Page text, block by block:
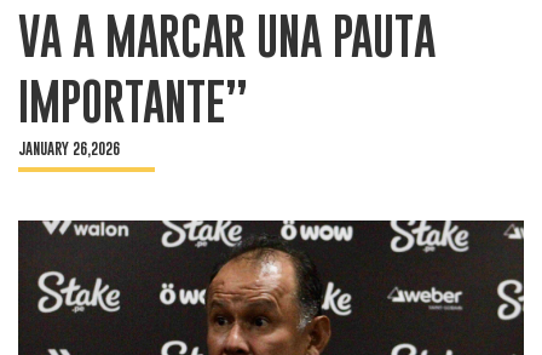
VA A MARCAR UNA PAUTA
IMPORTANTE”
JANUARY 26,2026